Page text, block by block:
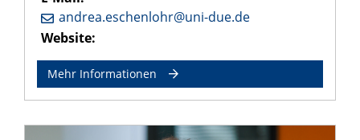
andrea.eschenlohr@uni-due.de
Website:
Mehr Informationen